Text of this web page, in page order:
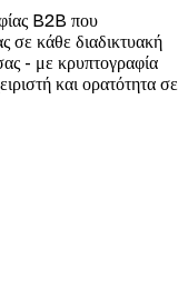
B2B που
σε κάθε διαδικτυακή
- με κρυπτογραφία
και ορατότητα σε